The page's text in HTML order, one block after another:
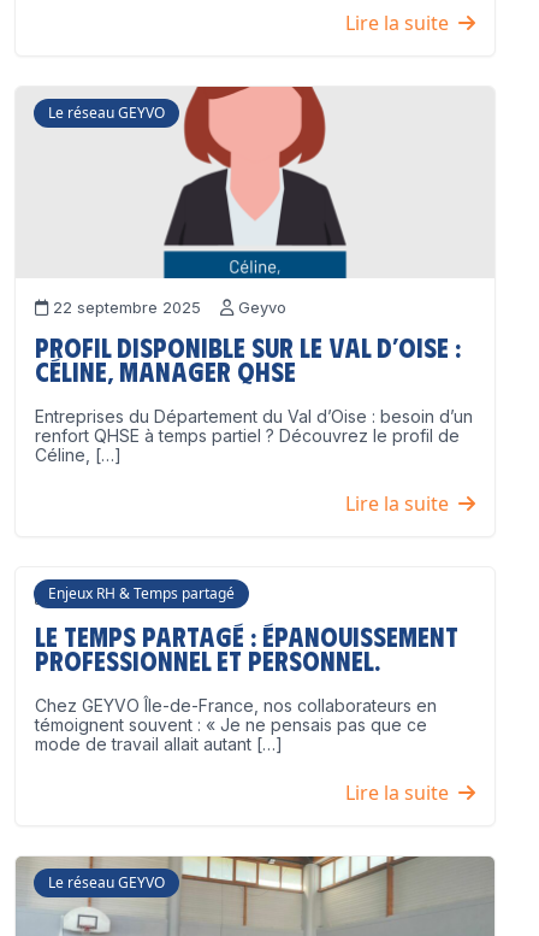
Lire la suite
Le réseau GEYVO
22 septembre 2025 Geyvo
Profil disponible sur le Val d’Oise :
Céline, Manager QHSE
Entreprises du Département du Val d’Oise : besoin d’un
renfort QHSE à temps partiel ? Découvrez le profil de
Céline, […]
Lire la suite
Enjeux RH & Temps partagé
17 juillet 2025 Geyvo
Le temps partagé : épanouissement
professionnel ET personnel.
Chez GEYVO Île-de-France, nos collaborateurs en
témoignent souvent : « Je ne pensais pas que ce
mode de travail allait autant […]
Lire la suite
Le réseau GEYVO